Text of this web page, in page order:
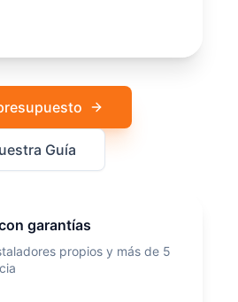
Guía
garantías
propios y más de 5